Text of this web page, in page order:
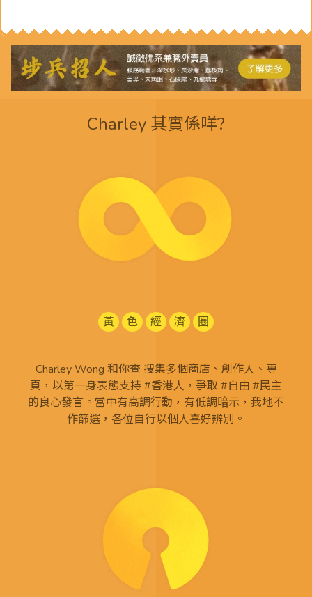
Charley 其實係咩?
黃 色 經 濟 圈
Charley Wong 和你查 搜集多個商店、創作人、專
頁，以第一身表態支持 #香港人，爭取 #自由 #民主
的良心發言。當中有高調行動，有低調暗示，我地不
作篩選，各位自行以個人喜好辨別。